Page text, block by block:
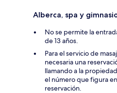
Alberca, spa y
No se permite la
de 13 años.
Para el servicio de
necesaria una
llamando a la
el número que figura
reservación.